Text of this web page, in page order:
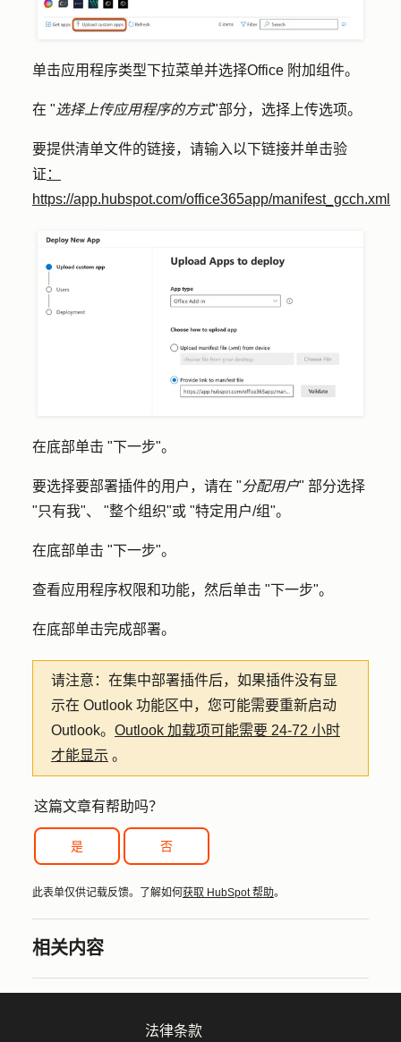
单击应用程序类型下拉菜单并选择Office 附加组件。
在 "选择上传应用程序的方式"部分，选择 上传选项。
要提供清单文件的链接，请输入以下链接并单击验
证 ：
https://app.hubspot.com/office365app/manifest_gcch.xml
在底部单击 "下一步"。
要选择要部署插件的用户，请在 "分配用户" 部分选择
"只有我"、 "整个组织"或 "特定用户/组"。
在底部单击 "下一步"。
查看应用程序权限和功能，然后单击 "下一步"。
在底部单击完成部署。
请注意： 在集中部署插件后，如果插件没有显
示在 Outlook 功能区中，您可能需要重新启动
Outlook。 Outlook 加载项可能需要 24-72 小时
才能显示 。
这篇文章有帮助吗？
是 否
此表单仅供记载反馈。了解如何获取 HubSpot 帮助。
相关内容
法律条款